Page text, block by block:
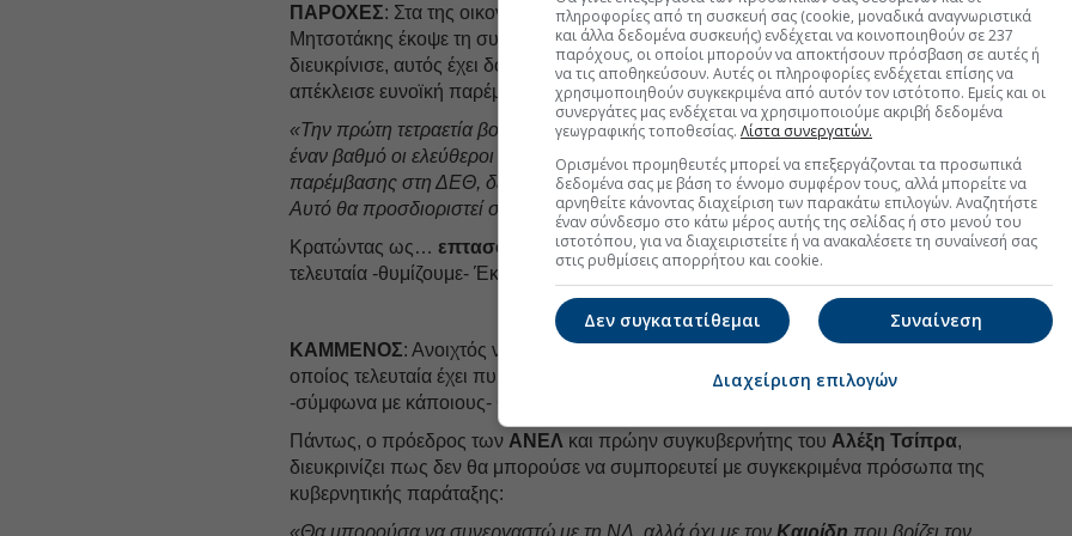
ΠΑΡΟΧΕΣ: Στα της οικονομίας και ειδικά τις ανακοινώσεις στηΔΕΘ, ο Κυριάκος
Μητσοτάκης έκοψε τη συζήτηση για επαναφορά13ου μισθού, καθώς όπως
διευκρίνισε, αυτός έχει δοθεί ήδη μέσω των αυξήσεων που έχουν γίνει, ενώ δεν
απέκλεισε ευνοϊκή παρέμβαση στην προκαταβολή φόρου των επιχειρήσεων.
«Την πρώτη τετραετία βοηθήθηκαν οι επιχειρήσεις, στη δεύτερη μισθωτοί και σε
έναν βαθμό οι ελεύθεροι επαγγελματίες. Επεξεργαζόμαστε το πλαίσιο της
παρέμβασης στη ΔΕΘ, δεν ξέρουμε ακόμα πόσο χώρο θα έχουμε στη διάθεσή μας.
Αυτό θα προσδιοριστεί σε περίπου έναν με δύο μήνες από τώρα», διεμήνυσε.
Κρατώντας ως…επτασφράγιστο μυστικότις εκπλήξεις που επιφυλάσσει, στην
τελευταία -θυμίζουμε- Έκθεση πριν από τις εκλογές.
ΚΑΜΜΕΝΟΣ: Ανοιχτός να συνεργαστεί με τη ΝΔ δηλώνει ο Πάνος Καμμένος, ο
οποίος τελευταία έχει πυκνώσει τις δημόσιες εμφανίσεις του, αναζητώντας
-σύμφωνα με κάποιους- θέση στο νέο πολιτικό χάρτη της χώρας.
Πάντως, ο πρόεδρος των ΑΝΕΛ και πρώην συγκυβερνήτης του Αλέξη Τσίπρα,
διευκρινίζει πως δεν θα μπορούσε να συμπορευτεί με συγκεκριμένα πρόσωπα της
κυβερνητικής παράταξης:
«Θα μπορούσα να συνεργαστώ με τη ΝΔ, αλλά όχι με τονΚαιρίδη που βρίζει τον
Τι
Στον
πληροφορίες από τη συσκευή σας (cookie, μοναδικά αναγνωριστικά
και άλλα δεδομένα συσκευής) ενδέχεται να κοινοποιηθούν σε 237
παρόχους, οι οποίοι μπορούν να αποκτήσουν πρόσβαση σε αυτές ή
να τις αποθηκεύσουν. Αυτές οι πληροφορίες ενδέχεται επίσης να
χρησιμοποιηθούν συγκεκριμένα από αυτόν τον ιστότοπο. Εμείς και οι
συνεργάτες μας ενδέχεται να χρησιμοποιούμε ακριβή δεδομένα
γεωγραφικής τοποθεσίας. Λίστα συνεργατών.
Ορισμένοι προμηθευτές μπορεί να επεξεργάζονται τα προσωπικά
δεδομένα σας με βάση το έννομο συμφέρον τους, αλλά μπορείτε να
αρνηθείτε κάνοντας διαχείριση των παρακάτω επιλογών. Αναζητήστε
έναν σύνδεσμο στο κάτω μέρος αυτής της σελίδας ή στο μενού του
ιστοτόπου, για να διαχειριστείτε ή να ανακαλέσετε τη συναίνεσή σας
στις ρυθμίσεις απορρήτου και cookie.
Συναίνεση
Δεν συγκατατίθεμαι
Διαχείριση επιλογών